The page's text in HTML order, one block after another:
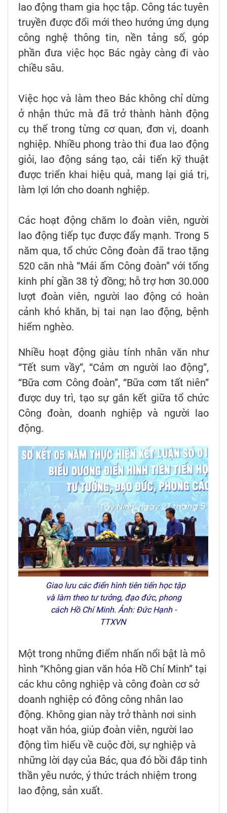
lao động tham gia học tập. Công tác tuyên
truyền được đổi mới theo hướng ứng dụng
công nghệ thông tin, nền tảng số, góp
phần đưa việc học Bác ngày càng đi vào
chiều sâu.
Việc học và làm theo Bác không chỉ dừng
ở nhận thức mà đã trở thành hành động
cụ thể trong từng cơ quan, đơn vị, doanh
nghiệp. Nhiều phong trào thi đua lao động
giỏi, lao động sáng tạo, cải tiến kỹ thuật
được triển khai hiệu quả, mang lại giá trị,
làm lợi lớn cho doanh nghiệp.
Các hoạt động chăm lo đoàn viên, người
lao động tiếp tục được đẩy mạnh. Trong 5
năm qua, tổ chức Công đoàn đã trao tặng
520 căn nhà “Mái ấm Công đoàn” với tổng
kinh phí gần 38 tỷ đồng; hỗ trợ hơn 30.000
lượt đoàn viên, người lao động có hoàn
cảnh khó khăn, bị tai nạn lao động, bệnh
hiểm nghèo.
Nhiều hoạt động giàu tính nhân văn như
“Tết sum vầy”, “Cảm ơn người lao động”,
“Bữa cơm Công đoàn”, “Bữa cơm tất niên”
được duy trì, tạo sự gắn kết giữa tổ chức
Công đoàn, doanh nghiệp và người lao
động.
Giao lưu các điển hình tiên tiến học tập
và làm theo tư tưởng, đạo đức, phong
cách Hồ Chí Minh. Ảnh: Đức Hạnh -
TTXVN
Một trong những điểm nhấn nổi bật là mô
hình “Không gian văn hóa Hồ Chí Minh” tại
các khu công nghiệp và công đoàn cơ sở
doanh nghiệp có đông công nhân lao
động. Không gian này trở thành nơi sinh
hoạt văn hóa, giúp đoàn viên, người lao
động tìm hiểu về cuộc đời, sự nghiệp và
những lời dạy của Bác, qua đó bồi đắp tinh
thần yêu nước, ý thức trách nhiệm trong
lao động, sản xuất.